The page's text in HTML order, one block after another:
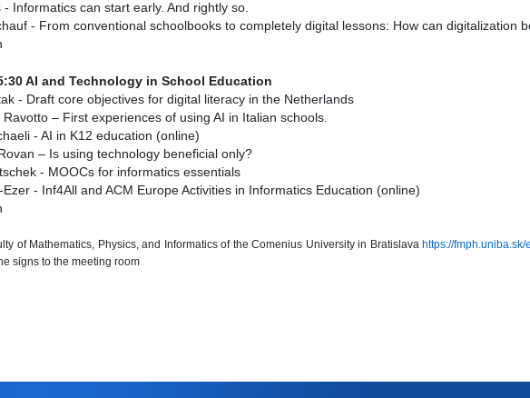
- Informatics can start early. And rightly so.
- From conventional schoolbooks to completely digital lessons: How can digitalization
AI and Technology in School Education
- Draft core objectives for digital literacy in the Netherlands
Ravotto – First experiences of using AI in Italian schools.
- AI in K12 education (online)
– Is using technology beneficial only?
- MOOCs for informatics essentials
- Inf4All and ACM Europe Activities in Informatics Education (online)
of Mathematics, Physics, and Informatics of the Comenius University in Bratislava https://
signs to the meeting room